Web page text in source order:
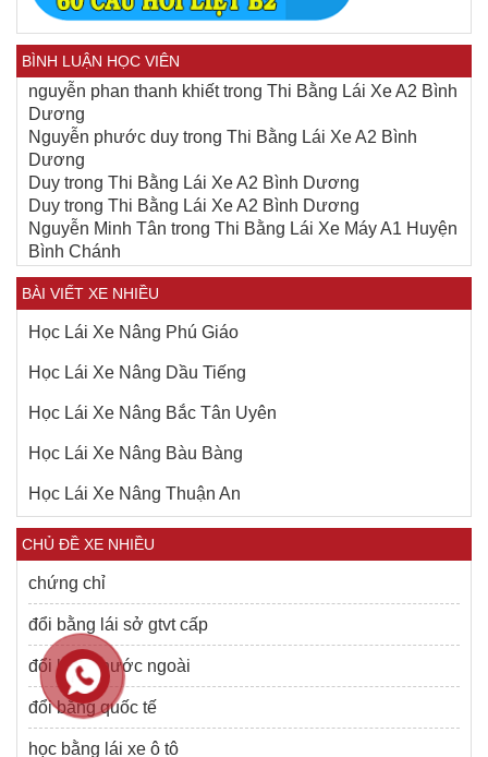
BÌNH LUẬN HỌC VIÊN
nguyễn phan thanh khiếttrong Thi Bằng Lái Xe A2 Bình
Dương
Nguyễn phước duy trong Thi Bằng Lái Xe A2 Bình
Dương
Duy trong Thi Bằng Lái Xe A2 Bình Dương
Duy trong Thi Bằng Lái Xe A2 Bình Dương
Nguyễn Minh Tân trong Thi Bằng Lái Xe Máy A1 Huyện
Bình Chánh
BÀI VIẾT XE NHIỀU
Học Lái Xe Nâng Phú Giáo
Học Lái Xe Nâng Dầu Tiếng
Học Lái Xe Nâng Bắc Tân Uyên
Học Lái Xe Nâng Bàu Bàng
Học Lái Xe Nâng Thuận An
CHỦ ĐỀ XE NHIỀU
chứng chỉ
đổi bằng lái sở gtvt cấp
đổi bằng nước ngoài
đổi bằng quốc tế
học bằng lái xe ô tô